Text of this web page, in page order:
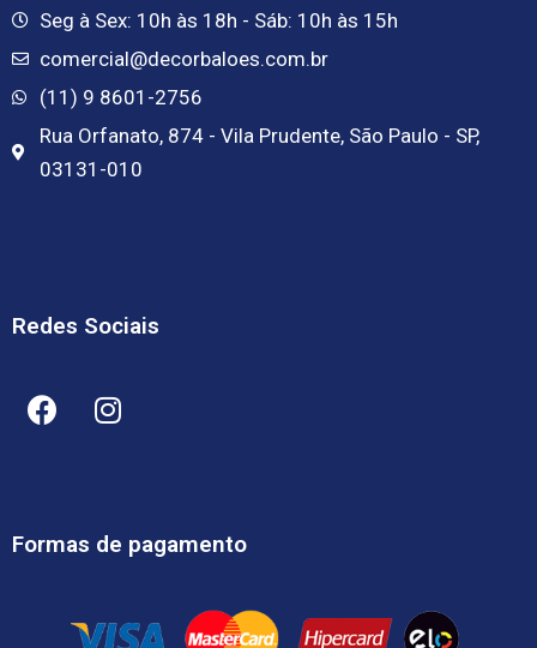
Seg à Sex: 10h às 18h - Sáb: 10h às 15h
comercial@decorbaloes.com.br
(11) 9 8601-2756
Rua Orfanato, 874 - Vila Prudente, São Paulo - SP,
03131-010
Redes Sociais
Formas de pagamento